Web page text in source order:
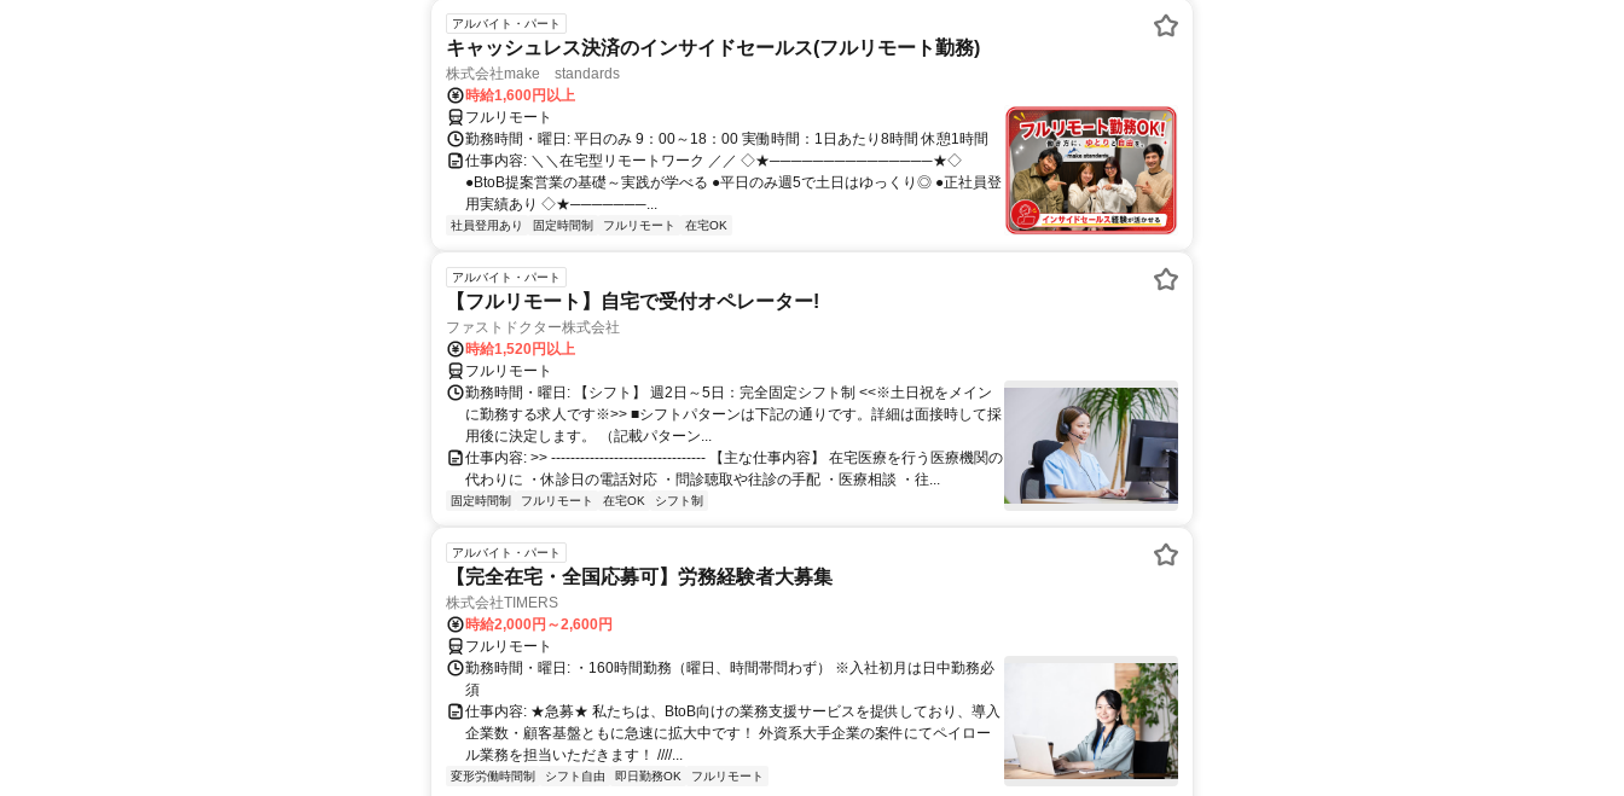
アルバイト・パート
キャッシュレス決済のインサイドセールス(フルリモート勤務)
株式会社make standards
時給1,600円以上
フルリモート
勤務時間・曜日: 平日のみ 9：00～18：00 実働時間：1日あたり8時間 休憩1時間
仕事内容: ＼＼在宅型リモートワーク ／／ ◇★───────────────★◇
●BtoB提案営業の基礎～実践が学べる ●平日のみ週5で土日はゆっくり◎ ●正社員登
用実績あり ◇★───────...
社員登用あり 固定時間制 フルリモート 在宅OK
アルバイト・パート
【フルリモート】自宅で受付オペレーター!
ファストドクター株式会社
時給1,520円以上
フルリモート
勤務時間・曜日: 【シフト】 週2日～5日：完全固定シフト制 <<※土日祝をメイン
に勤務する求人です※>> ■シフトパターンは下記の通りです。詳細は面接時して採
用後に決定します。 （記載パターン...
仕事内容: >> -------------------------------- 【主な仕事内容】 在宅医療を行う医療機関の
代わりに ・休診日の電話対応 ・問診聴取や往診の手配 ・医療相談 ・往...
固定時間制 フルリモート 在宅OK シフト制
アルバイト・パート
【完全在宅・全国応募可】労務経験者大募集
株式会社TIMERS
時給2,000円～2,600円
フルリモート
勤務時間・曜日: ・160時間勤務（曜日、時間帯問わず） ※入社初月は日中勤務必
須
仕事内容: ★急募★ 私たちは、BtoB向けの業務支援サービスを提供しており、導入
企業数・顧客基盤ともに急速に拡大中です！ 外資系大手企業の案件にてペイロー
ル業務を担当いただきます！ ////...
変形労働時間制 シフト自由 即日勤務OK フルリモート